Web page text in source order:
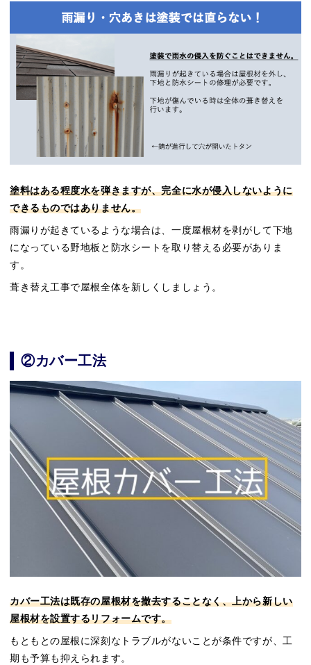
塗料はある程度水を弾きますが、完全に水が侵入しないように
できるものではありません。
雨漏りが起きているような場合は、一度屋根材を剥がして下地
になっている野地板と防水シートを取り替える必要がありま
す。
葺き替え工事で屋根全体を新しくしましょう。
②カバー工法
カバー工法は既存の屋根材を撤去することなく、上から新しい
屋根材を設置するリフォームです。
もともとの屋根に深刻なトラブルがないことが条件ですが、工
期も予算も抑えられます。